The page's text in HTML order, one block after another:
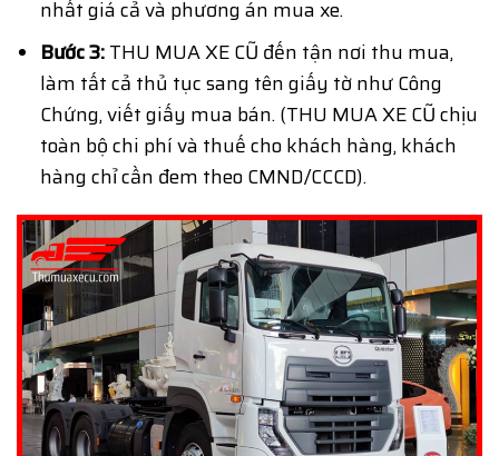
nhất giá cả và phương án mua xe.
Bước 3:THU MUA XE CŨ đến tận nơi thu mua,
làm tất cả thủ tục sang tên giấy tờ như Công
Chứng, viết giấy mua bán. (THU MUA XE CŨ chịu
toàn bộ chi phí và thuế cho khách hàng, khách
hàng chỉ cần đem theo CMND/CCCD).